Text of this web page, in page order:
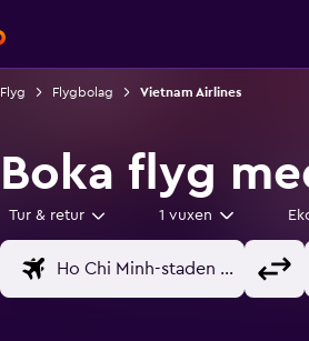
Flyg Flygbolag Vietnam Airlines
Boka flyg
Tur & retur 1 vuxen